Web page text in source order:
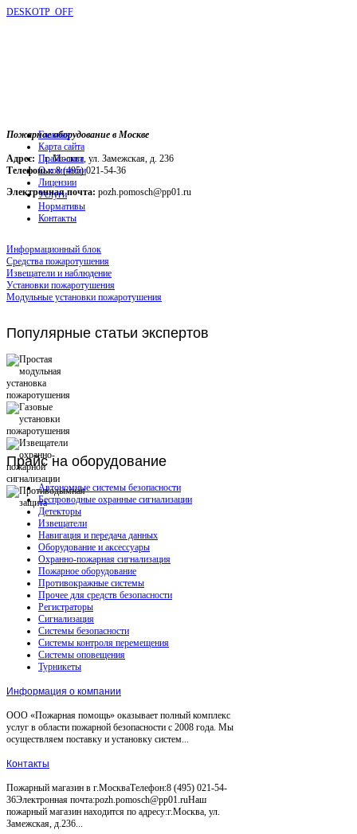
DESKOTP_OFF
Пожарное оборудование в Москве
Адрес: г. Москва, ул. Замежская, д. 236
Телефоны:8 (495) 021-54-36
Электронная почта: pozh.pomosch@pp01.ru
Главная
Карта сайта
Прайс-лист
О компании
Лицензии
Услуги
Нормативы
Контакты
Информационный блок
Средства пожаротушения
Извещатели и наблюдение
Установки пожаротушения
Модульные установки пожаротушения
Популярные статьи экспертов
Прайсна оборудование
Автономные системы безопасности
Беспроводные охранные сигнализации
Детекторы
Извещатели
Навигация и передача данных
Оборудование и аксессуары
Охранно-пожарная сигнализация
Пожарное оборудование
Противокражные системы
Прочее для средств безопасности
Регистраторы
Сигнализация
Системы безопасности
Системы контроля перемещения
Системы оповещения
Турникеты
Информация о компании
ООО «Пожарная помощь» оказывает полный комплекс
услуг в области пожарной безопасности с 2008 года. Мы
осуществляем поставку и установку систем...
Контакты
Пожарный магазин в г.МоскваТелефон:8 (495) 021-54-
36Электронная почта:pozh.pomosch@pp01.ruНаш
пожарный магазин находится по адресу:г.Москва, ул.
Замежская, д.236...